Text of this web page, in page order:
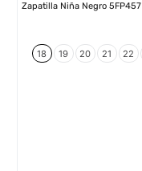
Zapatilla Niña Negro 5FP457
18 19 20 21 22